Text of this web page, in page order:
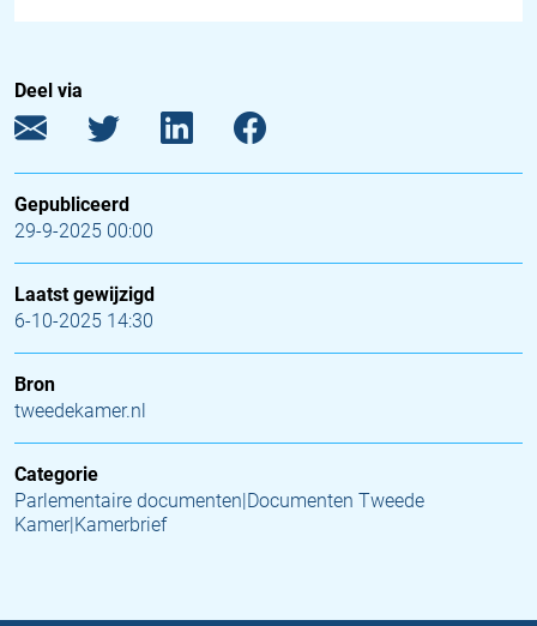
Deel via
Gepubliceerd
29-9-2025 00:00
Laatst gewijzigd
6-10-2025 14:30
Bron
tweedekamer.nl
Categorie
Parlementaire documenten|Documenten Tweede
Kamer|Kamerbrief